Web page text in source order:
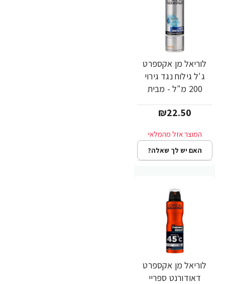
לוריאל מן אקספרט
ג'ל גילוח נגד גירוי
200 מ"ל - מבית
₪22.50
האם יש לך שאלה?
לוריאל מן אקספרט
דאודורנט ספריי